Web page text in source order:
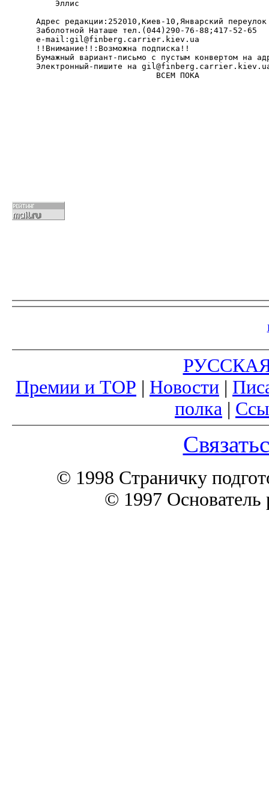
Премии и ТОР | Новости |
полка |
© 1998 Страничку
© 1997 Основатель